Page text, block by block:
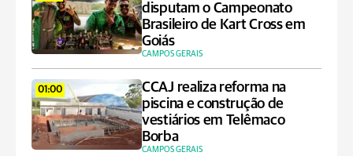
disputam o Campeonato
Brasileiro de Kart Cross em
Goiás
CAMPOS GERAIS
01:00
CCAJ realiza reforma na
piscina e construção de
vestiários em Telêmaco
Borba
CAMPOS GERAIS